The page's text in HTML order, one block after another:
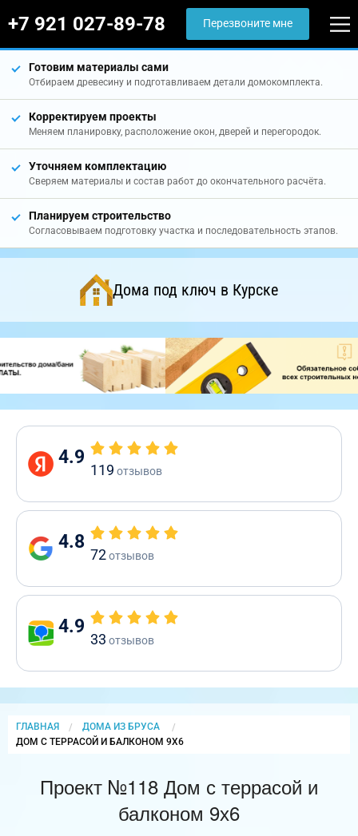
+7 921 027-89-78 Перезвоните мне
Готовим материалы сами
Отбираем древесину и подготавливаем детали домокомплекта.
Корректируем проекты
Меняем планировку, расположение окон, дверей и перегородок.
Уточняем комплектацию
Сверяем материалы и состав работ до окончательного расчёта.
Планируем строительство
Согласовываем подготовку участка и последовательность этапов.
Дома под ключ в Курске
4.9
119 отзывов
4.8
72отзывов
4.9
33 отзывов
ГЛАВНАЯ
ДОМА ИЗ БРУСА
CURRENT:
ДОМ С ТЕРРАСОЙ И БАЛКОНОМ 9Х6
Проект №118 Дом с террасой и
балконом 9х6